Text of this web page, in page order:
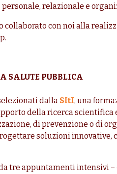
relazionale e
collaborato con noi alla
SALUTE PUBBLICA
dalla SItI, una
della ricerca scientifica
di prevenzione o di
soluzioni innovative,
tre appuntamenti intensivi –